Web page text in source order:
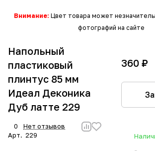
Внимание: Цвет товара может
фотографий на сайте
Напольный
пластиковый
плинтус 85 мм
Идеал Деконика
Дуб латте 229
0
Нет отзывов
Арт. 229
360 ₽